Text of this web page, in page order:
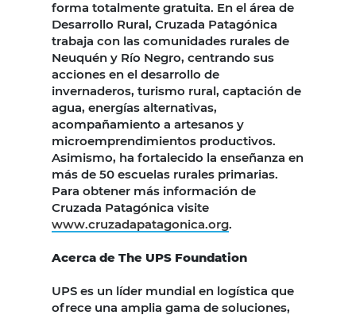
forma totalmente gratuita. En el área de
Desarrollo Rural, Cruzada Patagónica
trabaja con las comunidades rurales de
Neuquén y Río Negro, centrando sus
acciones en el desarrollo de
invernaderos, turismo rural, captación de
agua, energías alternativas,
acompañamiento a artesanos y
microemprendimientos productivos.
Asimismo, ha fortalecido la enseñanza en
más de 50 escuelas rurales primarias.
Para obtener más información de
Cruzada Patagónica visite
www.cruzadapatagonica.org.
Acerca de The UPS Foundation
UPS es un líder mundial en logística que
ofrece una amplia gama de soluciones,